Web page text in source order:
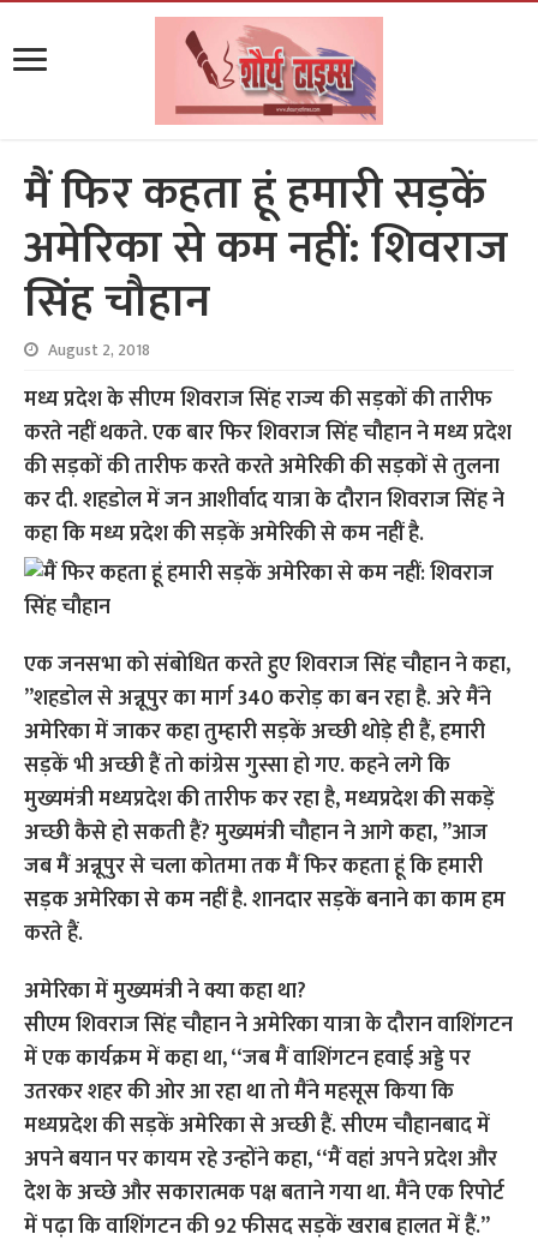
मैं फिर कहता हूं हमारी सड़कें
अमेरिका से कम नहीं: शिवराज
सिंह चौहान
August 2, 2018
मध्य प्रदेश के सीएम शिवराज सिंह राज्य की सड़कों की तारीफ
करते नहीं थकते. एक बार फिर शिवराज सिंह चौहान ने मध्य प्रदेश
की सड़कों की तारीफ करते करते अमेरिकी की सड़कों से तुलना
कर दी. शहडोल में जन आशीर्वाद यात्रा के दौरान शिवराज सिंह ने
कहा कि मध्य प्रदेश की सड़कें अमेरिकी से कम नहीं है.
एक जनसभा को संबोधित करते हुए शिवराज सिंह चौहान ने कहा,
”शहडोल से अन्नूपुर का मार्ग 340 करोड़ का बन रहा है. अरे मैंने
अमेरिका में जाकर कहा तुम्हारी सड़कें अच्छी थोड़े ही हैं, हमारी
सड़कें भी अच्छी हैं तो कांग्रेस गुस्सा हो गए. कहने लगे कि
मुख्यमंत्री मध्यप्रदेश की तारीफ कर रहा है, मध्यप्रदेश की सकड़ें
अच्छी कैसे हो सकती हैं? मुख्यमंत्री चौहान ने आगे कहा, ”आज
जब मैं अन्नूपुर से चला कोतमा तक मैं फिर कहता हूं कि हमारी
सड़क अमेरिका से कम नहीं है. शानदार सड़कें बनाने का काम हम
करते हैं.
अमेरिका में मुख्यमंत्री ने क्या कहा था?
सीएम शिवराज सिंह चौहान ने अमेरिका यात्रा के दौरान वाशिंगटन
में एक कार्यक्रम में कहा था, ‘‘जब मैं वाशिंगटन हवाई अड्डे पर
उतरकर शहर की ओर आ रहा था तो मैंने महसूस किया कि
मध्यप्रदेश की सड़कें अमेरिका से अच्छी हैं. सीएम चौहानबाद में
अपने बयान पर कायम रहे उन्होंने कहा, ‘‘मैं वहां अपने प्रदेश और
देश के अच्छे और सकारात्मक पक्ष बताने गया था. मैंने एक रिपोर्ट
में पढ़ा कि वाशिंगटन की 92 फीसद सड़कें खराब हालत में हैं.’’